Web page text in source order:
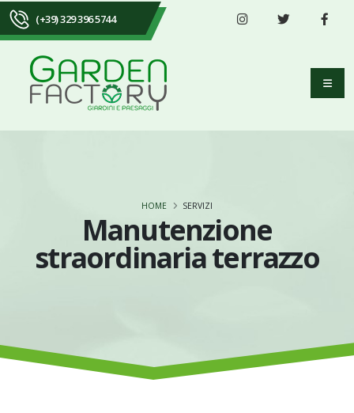
(+39) 329 396 5744
Manutenzione
straordinaria terrazzo
HOME SERVIZI